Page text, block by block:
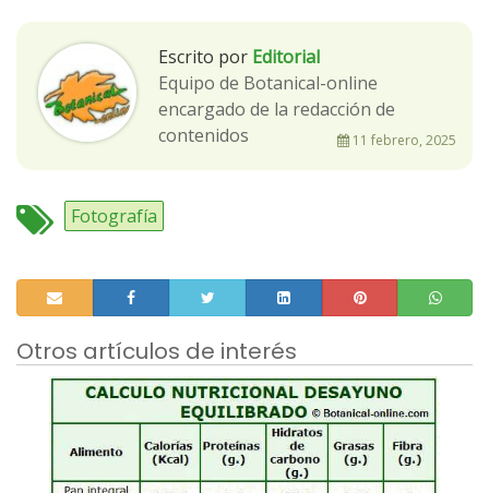
Escrito por Editorial
Equipo de Botanical-online
encargado de la redacción de
contenidos
11 febrero, 2025
Fotografía
Otros artículos de interés